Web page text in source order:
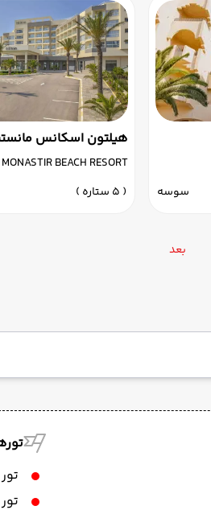
سوسه
هیلتون اسکانس
سوسه
BEACH RESORT
( 5 ستاره )
بعد